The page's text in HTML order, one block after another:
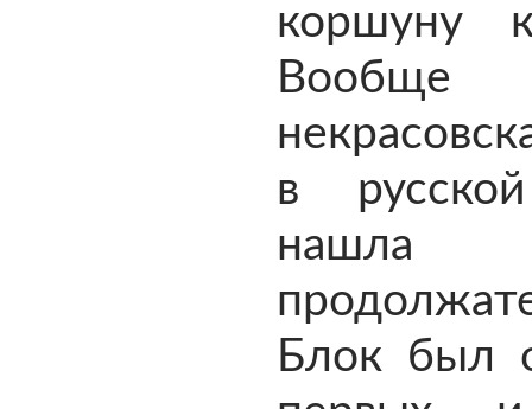
коршуну
Вообще
в
нашла
Блок был